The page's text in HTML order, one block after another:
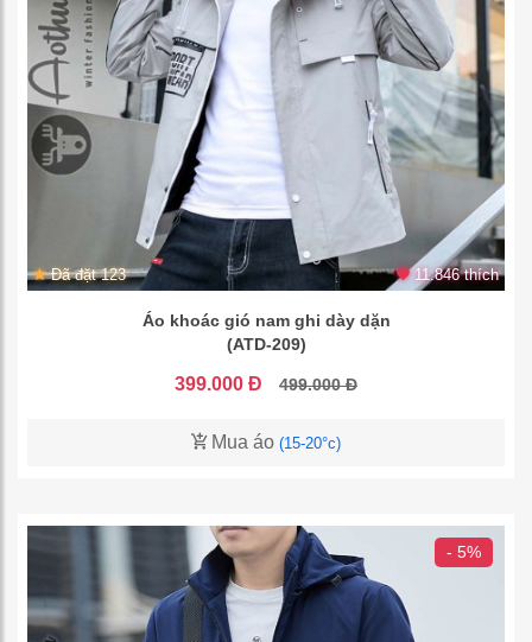
Đã đặt 123 11.846 thích
Áo khoác gió nam ghi dày dặn
(ATD-209)
399.000 Đ 499.000 Đ
Mua áo (15-20°c)
- 5%